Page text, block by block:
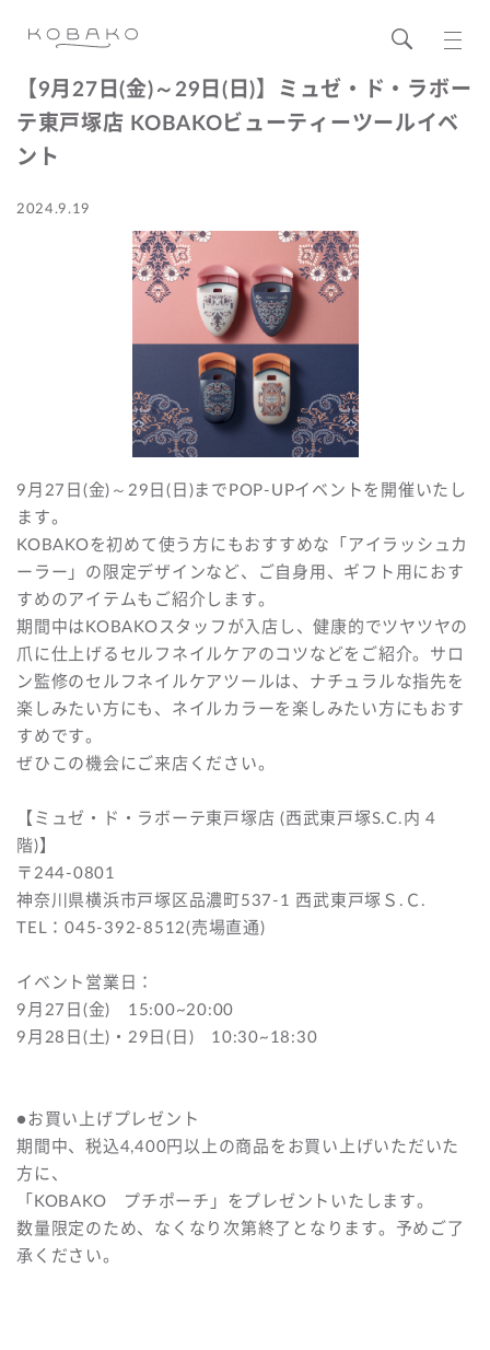
【9月27日(金)～29日(日)】ミュゼ・ド・ラボー
テ東戸塚店 KOBAKOビューティーツールイベ
ント
2024.9.19
9月27日(金)～29日(日)までPOP-UPイベントを開催いたし
ます。
KOBAKOを初めて使う方にもおすすめな「アイラッシュカ
ーラー」の限定デザインなど、ご自身用、ギフト用におす
すめのアイテムもご紹介します。
期間中はKOBAKOスタッフが入店し、健康的でツヤツヤの
爪に仕上げるセルフネイルケアのコツなどをご紹介。サロ
ン監修のセルフネイルケアツールは、ナチュラルな指先を
楽しみたい方にも、ネイルカラーを楽しみたい方にもおす
すめです。
ぜひこの機会にご来店ください。
【ミュゼ・ド・ラボーテ東戸塚店 (西武東戸塚S.C.内 4
階)】
〒244-0801
神奈川県横浜市戸塚区品濃町537-1 西武東戸塚Ｓ.Ｃ.
TEL：045-392-8512(売場直通)
イベント営業日：
9月27日(金) 15:00~20:00
9月28日(土)・29日(日) 10:30~18:30
●お買い上げプレゼント
期間中、税込4,400円以上の商品をお買い上げいただいた
方に、
「KOBAKO プチポーチ」をプレゼントいたします。
数量限定のため、なくなり次第終了となります。予めご了
承ください。